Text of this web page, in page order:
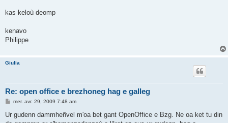
kas keloù deomp
kenavo
Philippe
Giulia
Re: open office e brezhoneg hag e galleg
M
s
mer. avr. 29, 2009 7:48 am
Ur gudenn dammheñvel m'oa bet gant OpenOffice e Bzg. Ne oa ket tu din